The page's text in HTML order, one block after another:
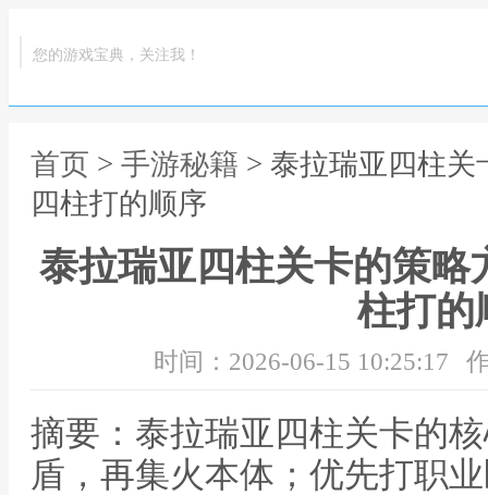
您的游戏宝典，关注我！
首页 > 手游秘籍 > 泰拉瑞亚四柱
四柱打的顺序
泰拉瑞亚四柱关卡的策略
柱打的
时间：2026-06-15 10:25:17
摘要：泰拉瑞亚四柱关卡的
盾，再集火本体；优先打职